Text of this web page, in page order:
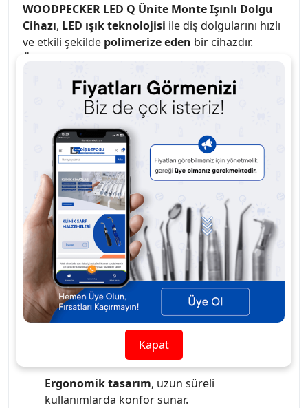
WOODPECKER LED Q Ünite Monte Işınlı Dolgu
Cihazı, LED ışık teknolojisi ile diş dolgularını hızlı
ve etkili şekilde polimerize eden bir cihazdır.
Ünite monte tasarımısayesinde dental üniteye
yer tasarrufusağlar.Derin polimerizasyon
yüksek ışık gücüile diş dolguları daha
sağlam ve dayanıklı hale gelir.
uzun süreli kullanımlardabile rahatlık ve konfor
sunar. WOODPECKER LED Qcihazı,dental
kliniklerdeyüksek verimlilik vehızlı sonuçlar
sunarak tedavi sürecini hızlandırır ve klinik
verimliliği artırır.LED ışık gücü, diş hekimlerinin
daha etkili ve hızlı tedavileryapmalarını sağlar.
LED ışık teknolojisi, güçlü ve hızlı
polimerizasyon sağlar.
Ünite monte tasarımı , dental üniteye kolayca
entegre edilir.
Derin polimerizasyon, dolguların sağlam ve
dayanıklı olmasını sağlar.
Ergonomik tasarım, uzun süreli
kullanımlarda konfor sunar.
Kapat